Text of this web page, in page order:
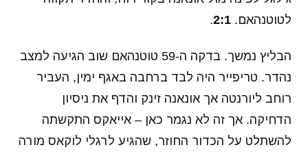
לטוטנהאם. 2:1
.
הבליץ נמשך. בדקה ה-59 טוטנהאם שוב הגיעה למצב
נהדר. טריפייר היה לבד ברחבה באגף ימין, העביר
רוחב ליורנטה אך אונאנה זינק והדף את ניסיון
הדחיקה. אך זה לא נגמר כאן – אייאקס התקשתה
להשתלט על הכדור החוזר, שהגיע לרגלי לוקאס מורה